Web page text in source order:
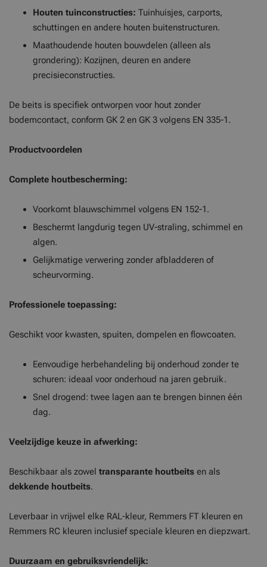
Houten tuinconstructies: Tuinhuisjes, carports,
schuttingen en andere houten buitenstructuren.
Maathoudende houten bouwdelen (alleen als
grondering): Kozijnen, deuren en andere
precisieconstructies.
De beits is specifiek ontworpen voor hout zonder
bodemcontact, conform GK 2 en GK 3 volgens EN 335-1.
Productvoordelen
Complete houtbescherming:
Voorkomt blauwschimmel volgens EN 152-1.
Beschermt langdurig tegen UV-straling, schimmel en
algen.
Gelijkmatige verwering zonder afbladderen of
scheurvorming.
Professionele toepassing:
Geschikt voor kwasten, spuiten, dompelen en flowcoaten.
Eenvoudige herbehandeling bij onderhoud zonder te
schuren: ideaal voor onderhoud na jaren gebruik.
Snel drogend: twee lagen aan te brengen binnen één
dag.
Veelzijdige keuze in afwerking:
Beschikbaar als zowel transparante houtbeits en als
dekkende houtbeits.
Leverbaar in vrijwel elke RAL-kleur, Remmers FT kleuren en
Remmers RC kleuren inclusief speciale kleuren en diepzwart.
Duurzaam en gebruiksvriendelijk: